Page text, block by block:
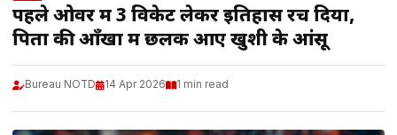
पहले ओवर में 3 विकेट लेकर इतिहास रच दिया,
पिता की आँखों में छलक आए खुशी के आंसू
Bureau NOTD 14 Apr 2026 1 min read